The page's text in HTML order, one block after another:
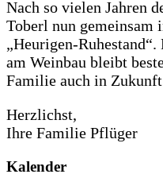
Nach so vielen Jahren
Toberl nun gemeinsam
„Heurigen-
am Weinbau bleibt
Familie auch in
Herzlichst,
Ihre Familie Pflüger
Kalender